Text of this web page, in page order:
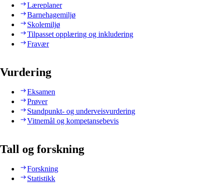
Læreplaner
Barnehagemiljø
Skolemiljø
Tilpasset opplæring og inkludering
Fravær
Vurdering
Eksamen
Prøver
Standpunkt- og underveisvurdering
Vitnemål og kompetansebevis
Tall og forskning
Forskning
Statistikk